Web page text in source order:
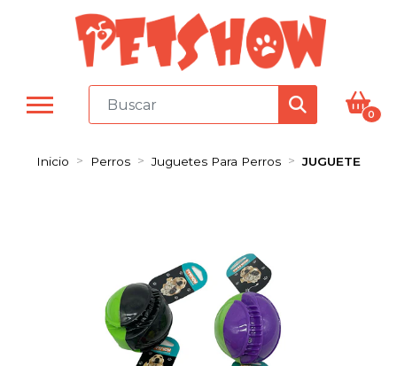
0
Inicio Perros Juguetes Para Perros JUGUETE